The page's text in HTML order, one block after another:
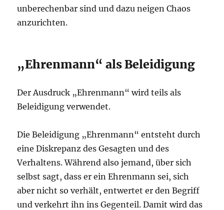
unberechenbar sind und dazu neigen Chaos
anzurichten.
„Ehrenmann“ als Beleidigung
Der Ausdruck „Ehrenmann“ wird teils als
Beleidigung verwendet.
Die Beleidigung „Ehrenmann“ entsteht durch
eine Diskrepanz des Gesagten und des
Verhaltens. Während also jemand, über sich
selbst sagt, dass er ein Ehrenmann sei, sich
aber nicht so verhält, entwertet er den Begriff
und verkehrt ihn ins Gegenteil. Damit wird das